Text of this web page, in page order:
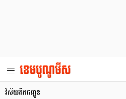
វិស័យដឹកជញ្ជូន